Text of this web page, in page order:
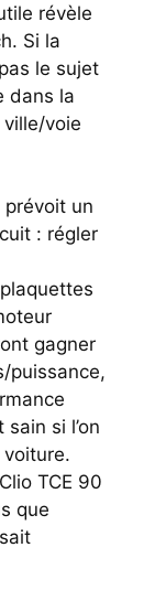
révèle
Si la
le sujet
dans la
voie
prévoit un
: régler
gagner
puissance,
si l’on
TCE 90
que